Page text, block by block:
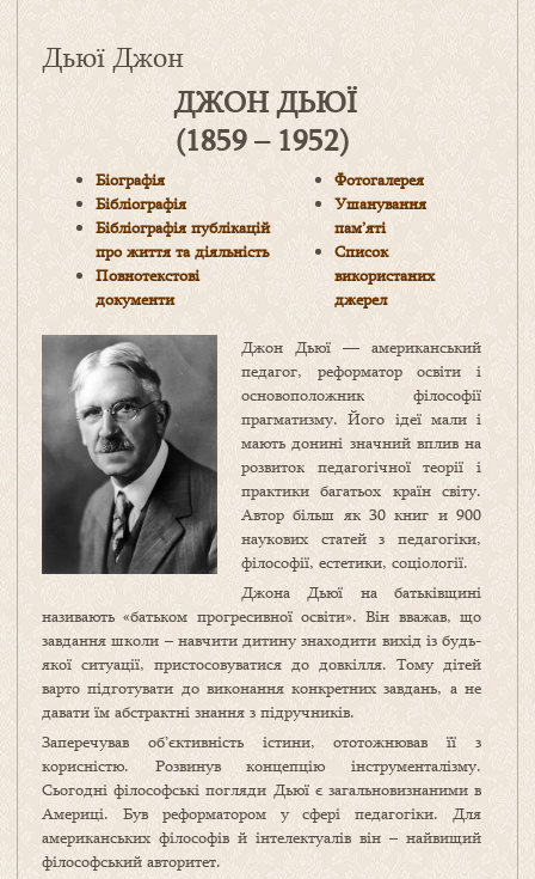
Дьюї Джон
ДЖОН ДЬЮЇ
(1859 – 1952)
Біографія
Бібліографія
Бібліографія публікацій
про життя та діяльність
Повнотекстові
документи
Фотогалерея
Ушанування
пам’яті
Список
використаних
джерел
Джон Дьюї — американський
педагог, реформатор освіти і
основоположник філософії
прагматизму. Його ідеї мали і
мають донині значний вплив на
розвиток педагогічної теорії і
практики багатьох країн світу.
Автор більш як 30 книг и 900
наукових статей з педагогіки,
філософії, естетики, соціології.
Джона Дьюї на батьківщині
називають «батьком прогресивної освіти». Він вважав, що
завдання школи – навчити дитину знаходити вихід із будь-
якої ситуації, пристосовуватися до довкілля. Тому дітей
варто підготувати до виконання конкретних завдань, а не
давати їм абстрактні знання з підручників.
Заперечував об’єктивність істини, ототожнював її з
корисністю. Розвинув концепцію інструменталізму.
Сьогодні філософські погляди Дьюї є загальновизнаними в
Америці. Був реформатором у сфері педагогіки. Для
американських філософів й інтелектуалів він – найвищий
філософський авторитет.